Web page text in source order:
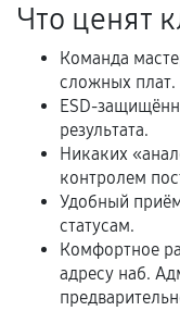
Обращение
срока.
Программные
отдельных
Если
Что ценят
Команда
сложных плат.
ESD-
результата.
Никаких
контролем
Удобный
статусам.
Комфортное
адресу наб.